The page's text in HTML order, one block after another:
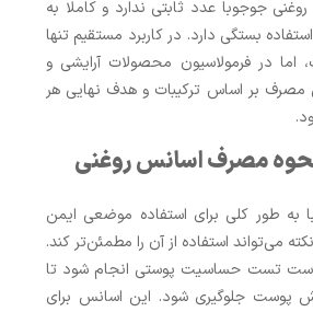
جوجوبا عدد ثابتی ندارد و کاملا به
بستگی دارد. در کاربرد مستقیم تنها
اما در فرمولاسیون محصولات آرایشی و
مصرف بر اساس ترکیبات و هدف نهایی هر
مصرف اسانس روغنی
به طور کلی برای استفاده موضعی ایمن
می‌تواند استفاده از آن را مطمئن‌تر کند.
است تست حساسیت پوستی انجام شود تا
پوست جلوگیری شود. این اسانس برای